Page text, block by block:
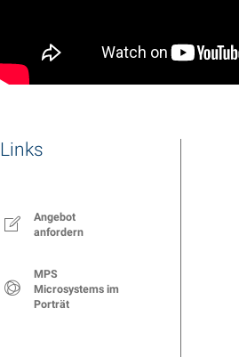
Links
Angebot
anfordern
MPS
Microsystems im
Porträt